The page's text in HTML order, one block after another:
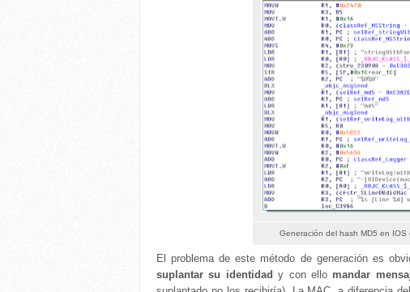
Generación del hash MD5 en IOS
El problema de este método de generación es
suplantar su identidad y con ello mandar